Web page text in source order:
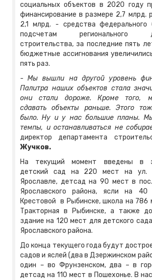
социальных объектов в 2020 году
финансирование в размере 2,7 млрд.
2,1 млрд. - средства
подсчетам регионального
строительства, за последние пять
бюджетные ассигнования
пять раз.
-Мы вышли на другой уровень
Палитра наших объектов стала
они стали дороже. Кроме того,
сдавать объекты раньше. Этого
было. Ну и у нас большие планы.
темпы, и останавливаться не
директор департамента
Жучков.
На текущий момент введены в
детский сад на 220 мест на ул.
Ярославле, детсад на 90 мест в
Ярославского района, ясли на
Крестовой в Рыбинске, школа на 786
Тракторная в Рыбинске, а также
здание на 120 мест для детского
Ярославского района.
До конца текущего года будут
садов и яслей (два в Дзержинском
один – во Фрунзенском, два – в
детсад на 110 мест в Пошехонье. В